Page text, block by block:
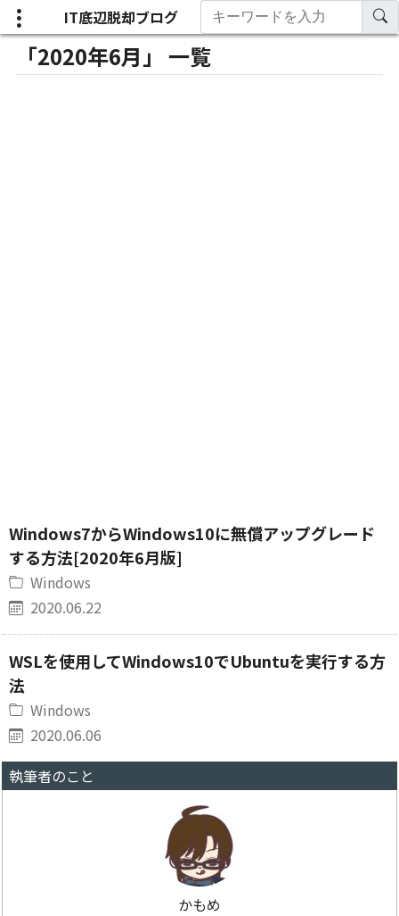
IT底辺脱却ブログ
「2020年6月」 一覧
Windows7からWindows10に無償アップグレード
する方法[2020年6月版]
Windows
2020.06.22
WSLを使用してWindows10でUbuntuを実行する方
法
Windows
2020.06.06
執筆者のこと
かもめ